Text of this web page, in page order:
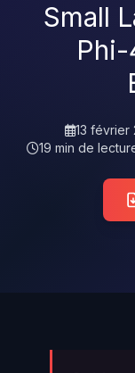
Small
Phi-
13 février
19 min de